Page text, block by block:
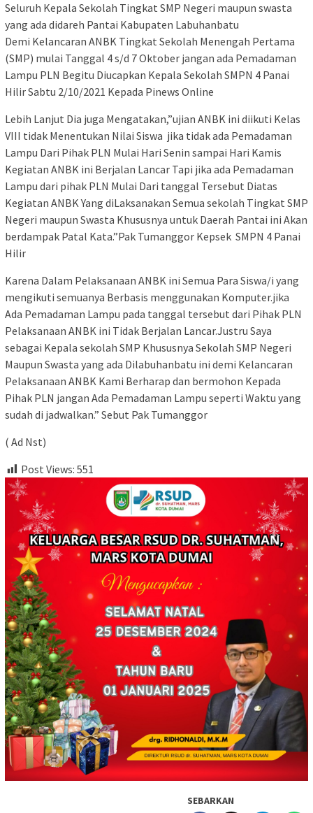
Seluruh Kepala Sekolah Tingkat SMP Negeri maupun swasta
yang ada didareh Pantai Kabupaten Labuhanbatu
Demi Kelancaran ANBK Tingkat Sekolah Menengah Pertama
(SMP) mulai Tanggal 4 s/d 7 Oktober jangan ada Pemadaman
Lampu PLN Begitu Diucapkan Kepala Sekolah SMPN 4 Panai
Hilir Sabtu 2/10/2021 Kepada Pinews Online
Lebih Lanjut Dia juga Mengatakan,”ujian ANBK ini diikuti Kelas
VIII tidak Menentukan Nilai Siswa jika tidak ada Pemadaman
Lampu Dari Pihak PLN Mulai Hari Senin sampai Hari Kamis
Kegiatan ANBK ini Berjalan Lancar Tapi jika ada Pemadaman
Lampu dari pihak PLN Mulai Dari tanggal Tersebut Diatas
Kegiatan ANBK Yang diLaksanakan Semua sekolah Tingkat SMP
Negeri maupun Swasta Khususnya untuk Daerah Pantai ini Akan
berdampak Patal Kata.”Pak Tumanggor Kepsek SMPN 4 Panai
Hilir
Karena Dalam Pelaksanaan ANBK ini Semua Para Siswa/i yang
mengikuti semuanya Berbasis menggunakan Komputer.jika
Ada Pemadaman Lampu pada tanggal tersebut dari Pihak PLN
Pelaksanaan ANBK ini Tidak Berjalan Lancar.Justru Saya
sebagai Kepala sekolah SMP Khususnya Sekolah SMP Negeri
Maupun Swasta yang ada Dilabuhanbatu ini demi Kelancaran
Pelaksanaan ANBK Kami Berharap dan bermohon Kepada
Pihak PLN jangan Ada Pemadaman Lampu seperti Waktu yang
sudah di jadwalkan.” Sebut Pak Tumanggor
( Ad Nst)
Post Views: 551
SEBARKAN